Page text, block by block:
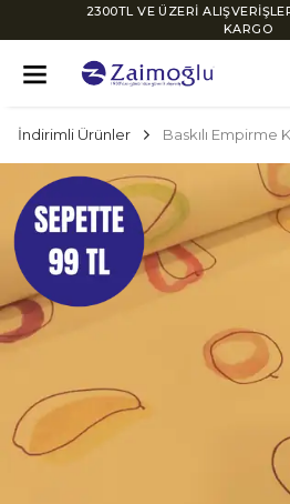
2300TL VE ÜZERİ
KARGO
İndirimli Ürünler Baskılı Empirme